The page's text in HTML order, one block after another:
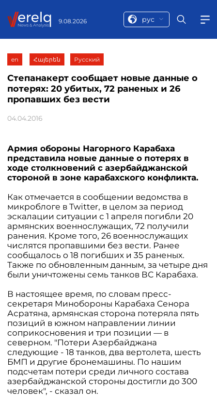
9.08.2026 рус
en Հայերեն Русский
Степанакерт сообщает новые данные о
потерях: 20 убитых, 72 раненых и 26
пропавших без вести
04.04.2016
Армия обороны Нагорного Карабаха
представила новые данные о потерях в
ходе столкновений с азербайджанской
стороной в зоне карабахского конфликта.
Как отмечается в сообщении ведомства в
микроблоге в Twitter, в целом за период
эскалации ситуации с 1 апреля погибли 20
армянских военнослужащих, 72 получили
ранения. Кроме того, 26 военнослужащих
числятся пропавшими без вести. Ранее
сообщалось о 18 погибших и 35 раненых.
Также по обновленным данным, за четыре дня
были уничтожены семь танков ВС Карабаха.
В настоящее время, по словам пресс-
секретаря Минобороны Карабаха Сенора
Асратяна, армянская сторона потеряла пять
позиций в южном направлении линии
соприкосновения и три позиции — в
северном. "Потери Азербайджана
следующие - 18 танков, два вертолета, шесть
БМП и другие бронемашины. По нашим
подсчетам потери среди личного состава
азербайджанской стороны достигли до 300
человек", - сказал он.